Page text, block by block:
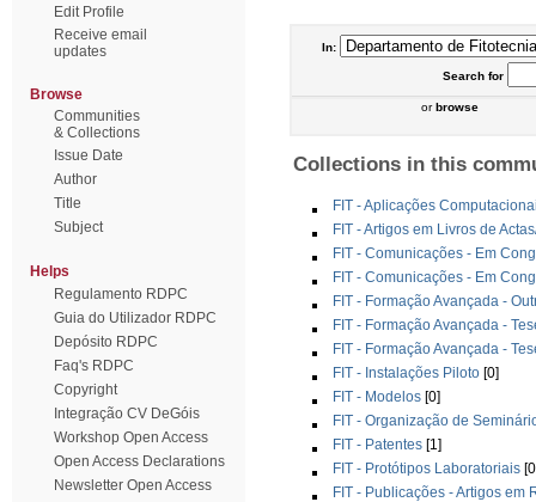
Edit Profile
Receive email
updates
Browse
Communities
& Collections
Issue Date
Author
Title
Subject
Helps
Regulamento RDPC
Guia do Utilizador RDPC
Depósito RDPC
Faq's RDPC
Copyright
Integração CV DeGóis
Workshop Open Access
Open Access Declarations
Newsletter Open Access
In:
Searchfor
orbrowse
Collections in this
FIT - Aplicações
FIT - Artigos em Livros de
FIT - Comunicações - Em
FIT - Comunicações - Em
FIT - Formação Avançada -
FIT - Formação Avançada -
FIT - Formação Avançada -
FIT - Instalações Piloto [0]
FIT - Modelos [0]
FIT - Organização de
FIT - Patentes [1]
FIT - Protótipos Laboratoriais
FIT - Publicações - Artigos em